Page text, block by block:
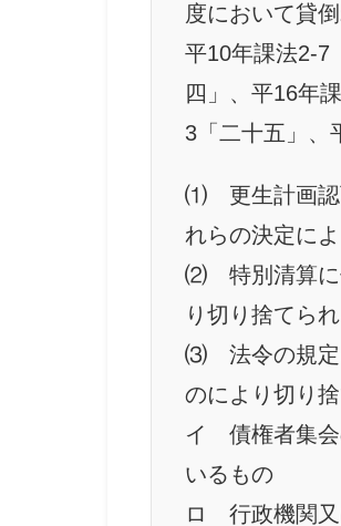
度において貸
平10年課法2-7
四」、平16年
3「二十五」、
⑴ 更生計画認
れらの決定に
⑵ 特別清算に
り切り捨てら
⑶ 法令の規定
のにより切り
イ 債権者集会
いるもの
ロ 行政機関又